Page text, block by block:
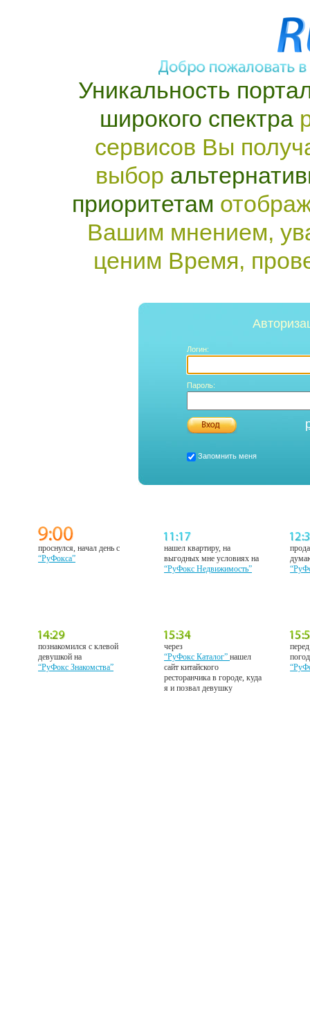
Уникальность
широкого спектра
сервисов Вы
выбор
приоритетам
Вашим мнением,
ценим Время,
Логин:
Пароль:
Запомнить меня
проснулся, начал день с
“РуФокса”
нашел квартиру, на
выгодных мне условиях на
“РуФокс Недвижимость”
познакомился с клевой
девушкой на
“РуФокс Знакомства”
через
“РуФокс Каталог”нашел
сайт китайского
ресторанчика в городе, куда
я и позвал девушку